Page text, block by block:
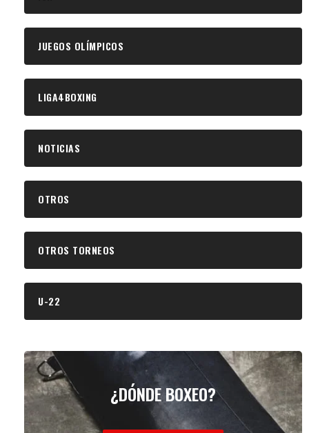
JUEGOS OLÍMPICOS
LIGA4BOXING
NOTICIAS
OTROS
OTROS TORNEOS
U-22
¿DÓNDE BOXEO?